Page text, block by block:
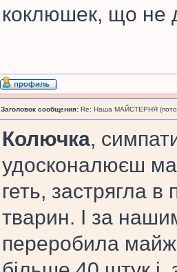
коклюшек, що не
Заголовок сообщения: Re: Наша МАЙСТЕРНЯ
Колючка,
удосконалюєш
геть, застрягла
тварин. І за
переробила